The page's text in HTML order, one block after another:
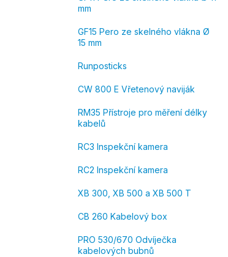
mm
GF15 Pero ze skelného vlákna Ø
15 mm
Runposticks
CW 800 E Vřetenový naviják
RM35 Přístroje pro měření délky
kabelů
RC3 Inspekční kamera
RC2 Inspekční kamera
XB 300, XB 500 a XB 500 T
CB 260 Kabelový box
PRO 530/670 Odvíječka
kabelových bubnů